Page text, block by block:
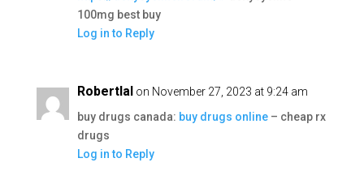
100mg best buy
Log in to Reply
Robertlal on November 27, 2023 at 9:24 am
buy drugs canada: buy drugs online– cheap rx
drugs
Log in to Reply